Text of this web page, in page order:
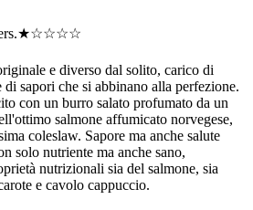
★☆☆☆☆
e diverso dal solito, carico di
sapori che si abbinano alla perfezione.
con un burro salato profumato da un
salmone affumicato norvegese,
coleslaw. Sapore ma anche salute
solo nutriente ma anche sano,
nutrizionali sia del salmone, sia
e cavolo cappuccio.